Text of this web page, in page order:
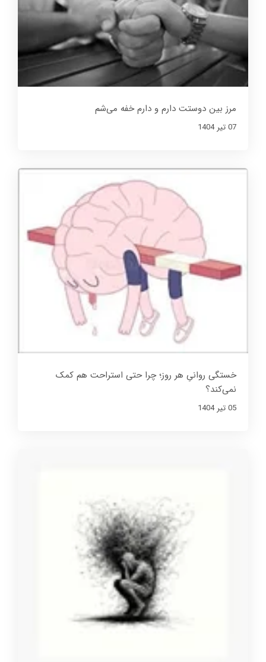
مرز بین دوستت دارم و دارم خفه می‌شم
07 تير 1404
خستگی روانیِ هر روز؛ چرا حتی استراحت هم کمک
نمی‌کند؟
05 تير 1404